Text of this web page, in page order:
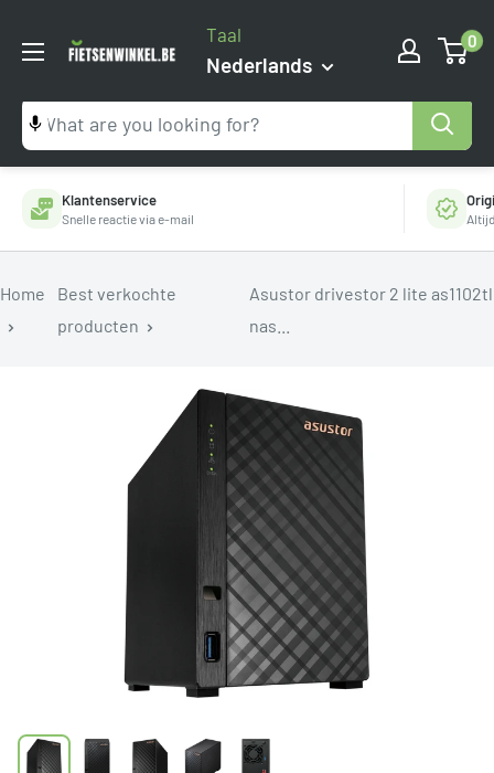
naar
Fietsenwinkel.be
Taal
Nederlands
0
Klantenservice
Snelle reactie via e-mail
Home
Best verkochte
producten
Asustor drivestor 2 lite as1102tl
nas...